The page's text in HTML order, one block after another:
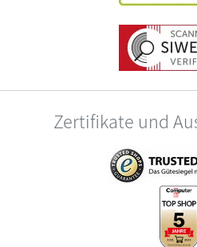
Zertifikate und